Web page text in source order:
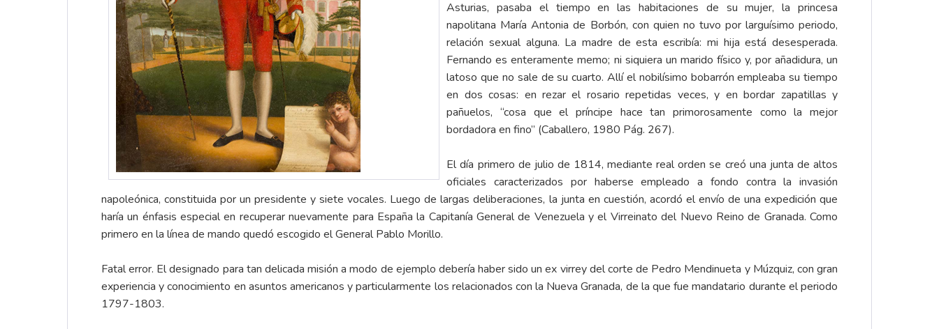
Asturias, pasaba el tiempo en las habitaciones de su mujer, la princesa
napolitana María Antonia de Borbón, con quien no tuvo por larguísimo periodo,
relación sexual alguna. La madre de esta escribía: mi hija está desesperada.
Fernando es enteramente memo; ni siquiera un marido físico y, por añadidura, un
latoso que no sale de su cuarto. Allí el nobilísimo bobarrón empleaba su tiempo
en dos cosas: en rezar el rosario repetidas veces, y en bordar zapatillas y
pañuelos, “cosa que el príncipe hace tan primorosamente como la mejor
bordadora en fino” (Caballero, 1980 Pág. 267).
El día primero de julio de 1814, mediante real orden se creó una junta de altos
oficiales caracterizados por haberse empleado a fondo contra la invasión
napoleónica, constituida por un presidente y siete vocales. Luego de largas deliberaciones, la junta en cuestión, acordó el envío de una expedición que
haría un énfasis especial en recuperar nuevamente para España la Capitanía General de Venezuela y el Virreinato del Nuevo Reino de Granada. Como
primero en la línea de mando quedó escogido el General Pablo Morillo.
Fatal error. El designado para tan delicada misión a modo de ejemplo debería haber sido un ex virrey del corte de Pedro Mendinueta y Múzquiz, con gran
experiencia y conocimiento en asuntos americanos y particularmente los relacionados con la Nueva Granada, de la que fue mandatario durante el periodo
1797-1803.